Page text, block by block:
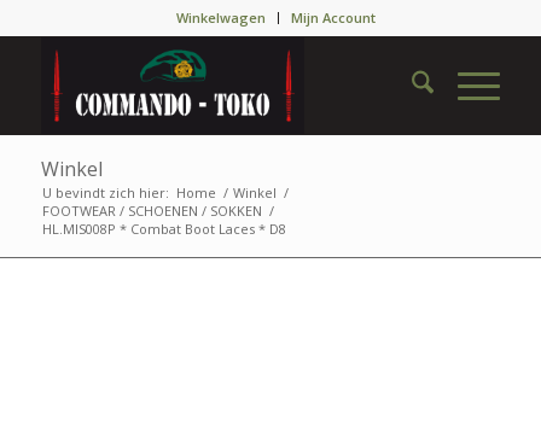
Winkelwagen Mijn Account
Winkel
U bevindt zich hier: Home / Winkel /
FOOTWEAR / SCHOENEN / SOKKEN /
HL.MIS008P * Combat Boot Laces * D8